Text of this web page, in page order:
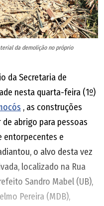
da demolição no próprio
da Secretaria de
nesta quarta-feira (1º)
, as construções
abrigo para pessoas
entorpecentes e
o alvo desta vez
localizado na Rua
Sandro Mabel (UB),
Pereira (MDB),